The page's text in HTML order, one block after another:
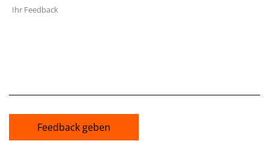
Ihr Feedback
Feedback geben